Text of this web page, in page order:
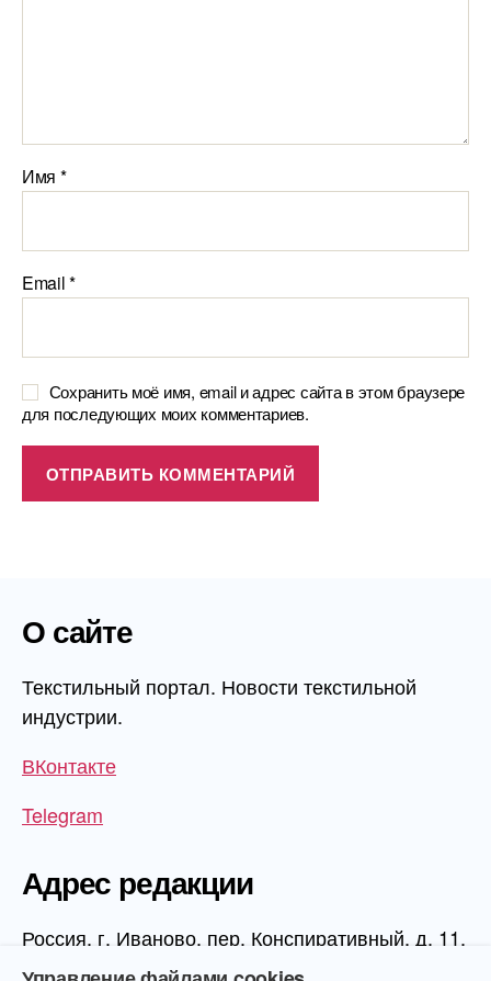
Имя *
Email*
Сохранить моё имя, email и адрес сайта в этом браузере
для последующих моих комментариев.
О сайте
Текстильный портал. Новости текстильной
индустрии.
ВКонтакте
Telegram
Адрес редакции
Россия, г. Иваново, пер. Конспиративный, д. 11,
1 этаж, офис 1006